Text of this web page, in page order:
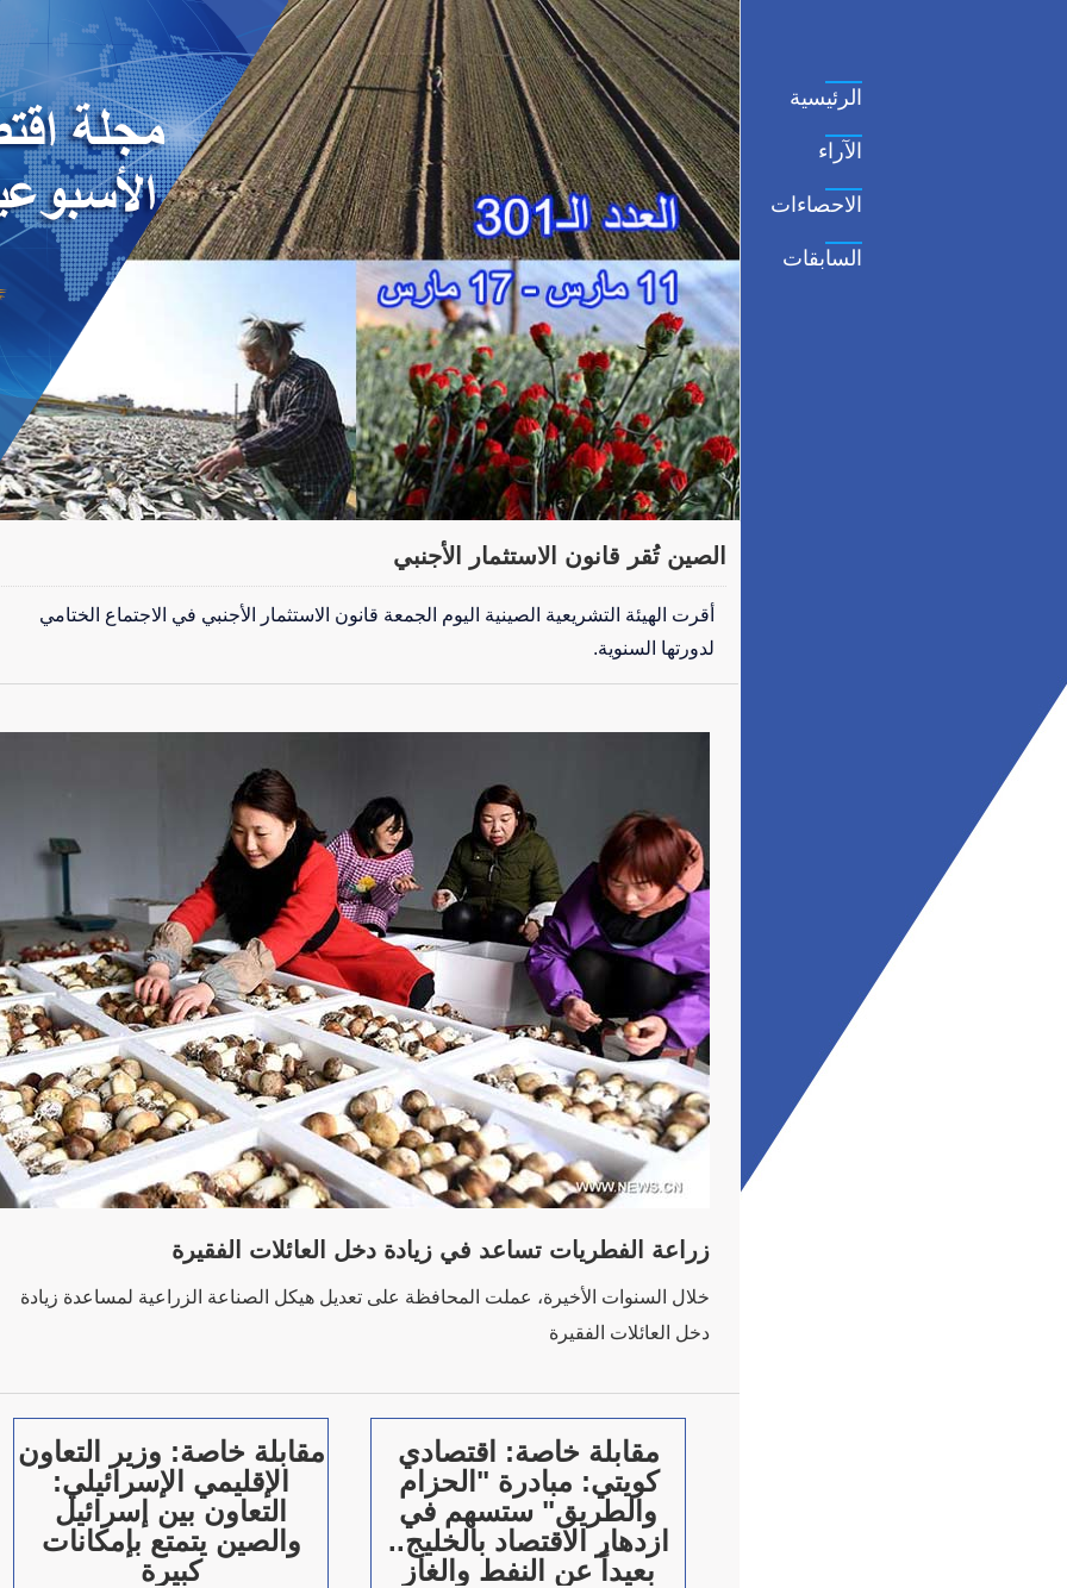
الرئيسية
الآراء
الاحصاءات
السابقات
الصين تُقر قانون الاستثمار الأجنبي
أقرت الهيئة التشريعية الصينية اليوم الجمعة قانون الاستثمار الأجنبي في الاجتماع الختامي
لدورتها السنوية.
زراعة الفطريات تساعد في زيادة دخل العائلات الفقيرة
خلال السنوات الأخيرة، عملت المحافظة على تعديل هيكل الصناعة الزراعية لمساعدة زيادة
دخل العائلات الفقيرة
مقابلة خاصة: وزير التعاون
الإقليمي الإسرائيلي:
التعاون بين إسرائيل
والصين يتمتع بإمكانات
كبيرة
مقابلة خاصة: اقتصادي
كويتي: مبادرة "الحزام
والطريق" ستسهم في
ازدهار الاقتصاد بالخليج..
بعيداً عن النفط والغاز